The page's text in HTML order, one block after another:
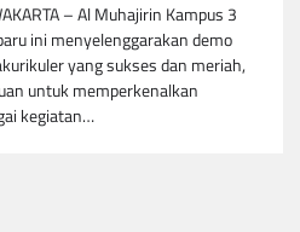
– Al Muhajirin Kampus 3
ini menyelenggarakan demo
yang sukses dan meriah,
untuk memperkenalkan
kegiatan…